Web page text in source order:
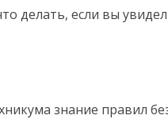
делать, если вы
знание правил